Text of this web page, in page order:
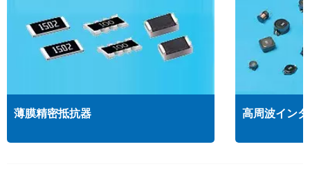
薄膜精密抵抗器 高周波イン